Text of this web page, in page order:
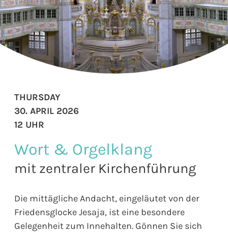
Wort & Orgelklang
mit zentraler Kirchenführung
Die mittägliche Andacht, eingeläutet von der
Friedensglocke Jesaja, ist eine besondere
Gelegenheit zum Innehalten. Gönnen Sie sich
THURSDAY
30. APRIL 2026
12 UHR